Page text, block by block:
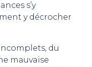
s’y
y décrocher
du
mauvaise